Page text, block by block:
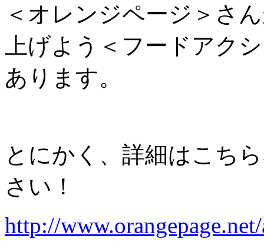
＜オレンジページ＞さ
上げよう＜フードアク
あります。
とにかく、詳細はこち
さい！
http://